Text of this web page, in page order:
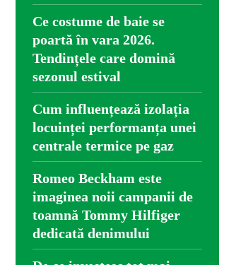
Ce costume de baie se
poartă în vara 2026.
Tendințele care domină
sezonul estival
Cum influențează izolația
locuinței performanța unei
centrale termice pe gaz
Romeo Beckham este
imaginea noii campanii de
toamnă Tommy Hilfiger
dedicată denimului